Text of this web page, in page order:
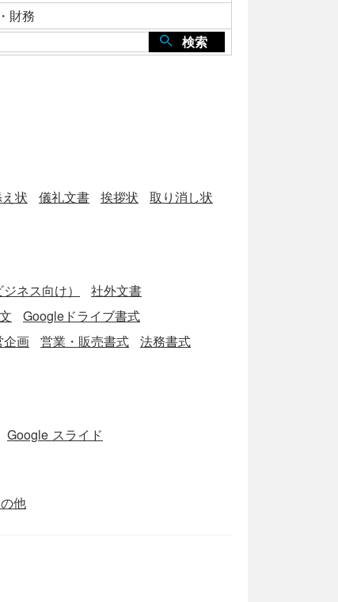
財務
検索
状 儀礼文書 挨拶状
取り消し状
ネス向け）
社外文書
Googleドライブ書式
企画 営業・販売書式
法務書式
Google スライド
他